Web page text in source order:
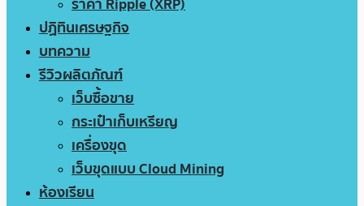
ปฏิทินเศรษฐกิจ
บทความ
รีวิวผลิตภัณฑ์
เว็บซื้อขาย
กระเป๋าเก็บเหรียญ
เครื่องขุด
เว็บขุดแบบ Cloud Mining
ห้องเรียน